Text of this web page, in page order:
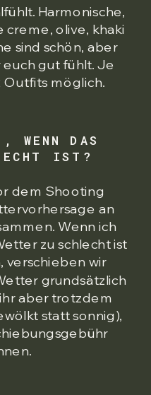
Harmonische,
olive, khaki
sind schön, aber
euch gut fühlt. Je
Outfits möglich.
dem Shooting
an
Wenn ich
zu schlecht ist
verschieben wir
grundsätzlich
aber trotzdem
statt sonnig),
WENN DAS
IST?